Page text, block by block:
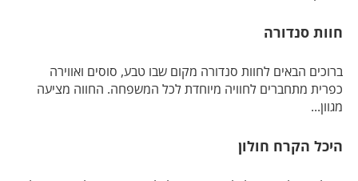
חוות סנדורה
ברוכים הבאים לחוות סנדורה מקום שבו טבע, סוסים ואווירה
כפרית מתחברים לחוויה מיוחדת לכל המשפחה. החווה מציעה
מגוון...
היכל הקרח חולון